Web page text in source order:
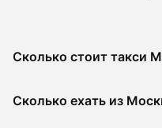
Сколько стоит такси
Сколько ехать из